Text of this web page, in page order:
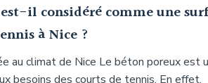
il considéré comme une
à Nice ?
au climat de Nice Le béton poreux est
besoins des courts de tennis. En effet,